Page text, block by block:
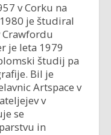
v Corku na
je študiral
je leta 1979
študij pa
Bil je
Artspace v
v
se
in